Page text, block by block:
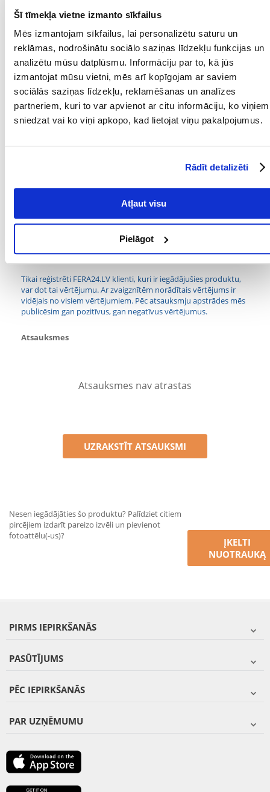
Šī tīmekļa vietne izmanto sīkfailus
Mēs izmantojam sīkfailus, lai personalizētu saturu un
reklāmas, nodrošinātu sociālo saziņas līdzekļu funkcijas un
analizētu mūsu datplūsmu. Informāciju par to, kā jūs
izmantojat mūsu vietni, mēs arī kopīgojam ar saviem
sociālās saziņas līdzekļu, reklamēšanas un analīzes
partneriem, kuri to var apvienot ar citu informāciju, ko viņiem
sniedzat vai ko viņi apkopo, kad lietojat viņu pakalpojumus.
Rādīt detalizēti
Atļaut visu
Pielāgot
Tehniskie dati:
Jauda 42 WMaksimālā
jauda (l/h) 3500Maksimālais
ūdens kolonnas augstums (cm) 250IN
(collas
) 3/4
AQUAEL
Kādi ir produktu vērtēšanas noteikumi?
Tikai reģistrēti FERA24.LV klienti, kuri ir iegādājušies produktu,
var dot tai vērtējumu. Ar zvaigznītēm norādītais vērtējums ir
vidējais no visiem vērtējumiem. Pēc atsauksmju apstrādes mēs
publicēsim gan pozitīvus, gan negatīvus vērtējumus.
Atsauksmes
Atsauksmes nav atrastas
UZRAKSTĪT ATSAUKSMI
Nesen iegādājāties šo produktu? Palīdziet citiem
pircējiem izdarīt pareizo izvēli un pievienot
fotoattēlu(-us)?
ĮKELTI
NUOTRAUKĄ
PIRMS IEPIRKŠANĀS
PASŪTĪJUMS
PĒC IEPIRKŠANĀS
PAR UZŅĒMUMU